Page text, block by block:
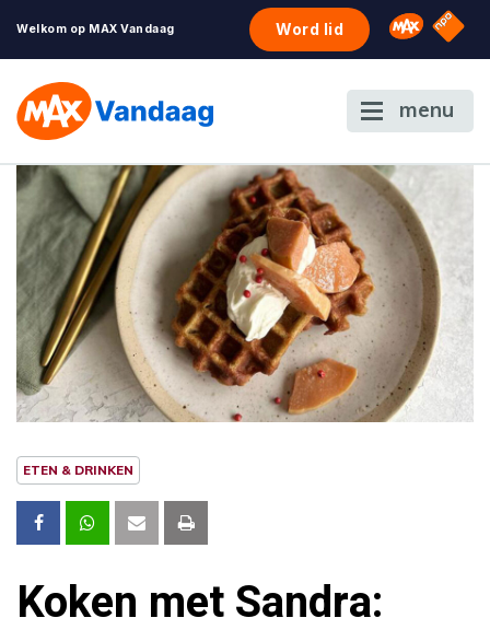
Welkom op MAX Vandaag Word lid Omroep
NPO
menu
ETEN & DRINKEN
Koken met Sandra: